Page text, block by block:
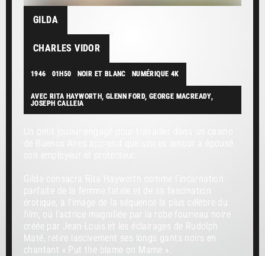
GILDA
CHARLES VIDOR
1946 01H50 NOIR ET BLANC NUMÉRIQUE 4K
AVEC RITA HAYWORTH, GLENN FORD, GEORGE MACREADY,
JOSEPH CALLEIA
Gilda consacra Rita Hayworth comme l’incarnation
parfaite de la femme fatale et de sa fascination
érotique, à l’image de la séquence la plus célèbre du
film, où l’actrice magnifiée par la robe fourreau noire
créée par Jean-Louis et les éclairages de Rudolph
Maté, retire lascivement ses longs gants noirs en
chantant « Put the blame on Mame ».